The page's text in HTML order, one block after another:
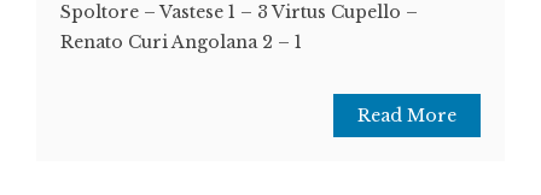
Spoltore – Vastese 1 – 3 Virtus Cupello –
Renato Curi Angolana 2 – 1
Read More